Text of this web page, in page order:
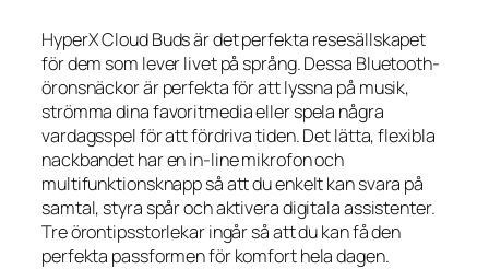
HyperX Cloud Buds är det perfekta resesällskapet
för dem som lever livet på språng. Dessa Bluetooth-
öronsnäckor är perfekta för att lyssna på musik,
strömma dina favoritmedia eller spela några
vardagsspel för att fördriva tiden. Det lätta, flexibla
nackbandet har en in-line mikrofon och
multifunktionsknapp så att du enkelt kan svara på
samtal, styra spår och aktivera digitala assistenter.
Tre örontipsstorlekar ingår så att du kan få den
perfekta passformen för komfort hela dagen.